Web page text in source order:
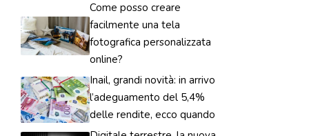
Come posso creare
facilmente una tela
fotografica personalizzata
online?
Inail, grandi novità: in arrivo
l’adeguamento del 5,4%
delle rendite, ecco quando